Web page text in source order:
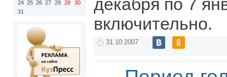
24 25 26 27 28 29
30
31
декабря по 7
включительно.
31.10.2007